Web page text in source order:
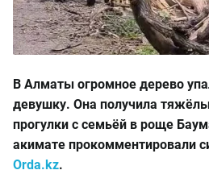
В Алматы огромное дерево
девушку. Она получила
прогулки с семьёй в роще
акимате прокомментировали
Orda.kz.